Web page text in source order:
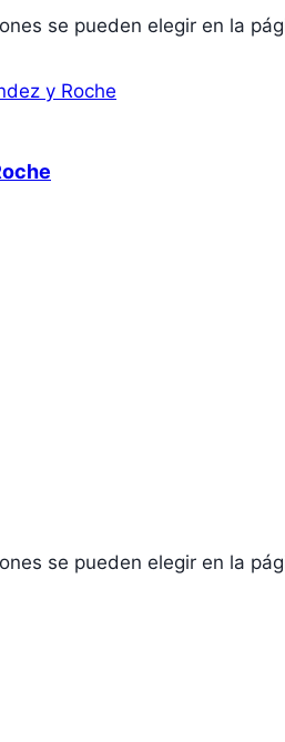
se pueden elegir en la
se pueden elegir en la